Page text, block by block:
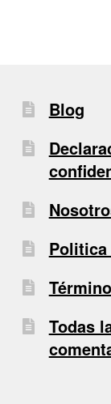
Blog
Politica
Todas